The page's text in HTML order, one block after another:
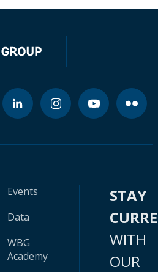
Events
Data
WBG
Academy
STAY
WITH
OUR